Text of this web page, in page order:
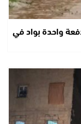
“06 و08 سنة” دفعة واحدة بواد في